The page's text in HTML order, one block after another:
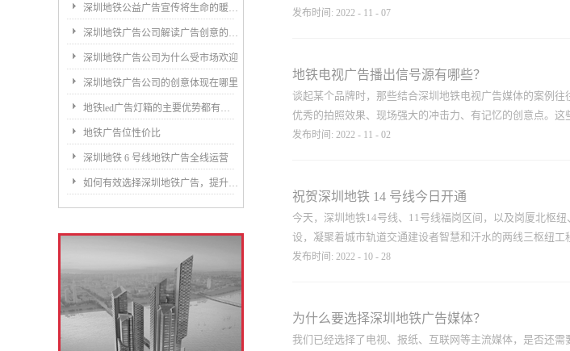
深圳地铁公益广告宣传将生命的暖意融入到每一趟通勤
深圳地铁广告公司解读广告创意的设计
深圳地铁广告公司为什么受市场欢迎
深圳地铁广告公司的创意体现在哪里
地铁led广告灯箱的主要优势都有哪些
地铁广告位性价比
深圳地铁 6 号线地铁广告全线运营
如何有效选择深圳地铁广告，提升品牌曝光率？
用，任一地铁站内以及行驶的地铁列车上的乘客都可以
告效果。2.创新广告。 只有不断创新地铁广告的形式，
广告广告，但只有通过不断创新，我们可以更有效地吸引
重要的宣传手段，高到达率、高覆盖率以及多样的内容展
誉度。 尽管2022年受国际环境、疫情等多重因素影响，
行业韧性。酒类行业是典型的重品牌行业，品牌力是决定
维持品牌优势的重要方式。 白酒在我国有着上千年的历
看，行业整体呈现出多元化、高端化、年轻化的态势。 专
发布时间: 2022 - 11 - 07
地铁电视广告播出信号源有哪些？
谈起某个品牌时，那些结合深圳地铁电视广告媒体的案例
优秀的拍照效果、现场强大的冲击力、有记忆的创意点。这
子媒体展示区域实属罕见。其影响力不仅在于广告面积，
点的特色代表。 深圳地铁移动电视广告的出现就是应对
它具有移动性和伴随性收视的独特优势。地铁移动电视广
铁电视广告是指以地铁车厢电视、站厅屏幕、站台屏幕为
流受众聚集地，将成为广告主深圳地铁广告投放的新选择
发布时间: 2022 - 11 - 02
祝贺深圳地铁 14 号线今日开通
今天，深圳地铁14号线、11号线福岗区间，以及岗厦北枢
设，凝聚着城市轨道交通建设者智慧和汗水的两线三枢纽工
进区域经提速、实现高质量发展，注入了强劲的交通动力，
圳轨交线网实现全覆盖，福田中心区至坪山仅需40分钟，
发布时间: 2022 - 10 - 28
为什么要选择深圳地铁广告媒体？
我们已经选择了电视、报纸、互联网等主流媒体，是否